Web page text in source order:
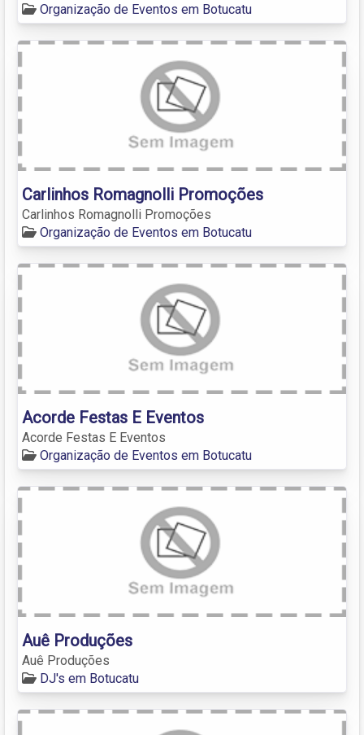
Organização de Eventos em Botucatu
Carlinhos Romagnolli Promoções
Carlinhos Romagnolli Promoções
Organização de Eventos em Botucatu
Acorde Festas E Eventos
Acorde Festas E Eventos
Organização de Eventos em Botucatu
Auê Produções
Auê Produções
DJ's em Botucatu